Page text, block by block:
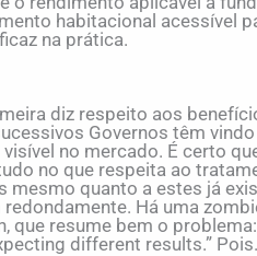
habitacional acessível
na prática.
diz respeito aos
Governos têm vindo
no mercado. É certo
no que respeita ao
quanto a estes já
Há uma
que resume bem o
different results.” Pois.